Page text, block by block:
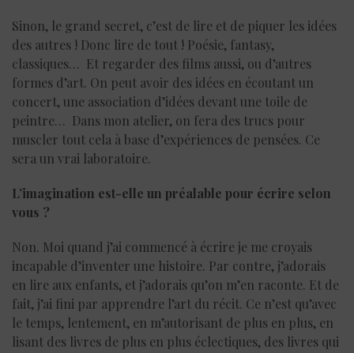
Sinon, le grand secret, c’est de lire et de piquer les idées
des autres ! Donc lire de tout ! Poésie, fantasy,
classiques… Et regarder des films aussi, ou d’autres
formes d’art. On peut avoir des idées en écoutant un
concert, une association d’idées devant une toile de
peintre… Dans mon atelier, on fera des trucs pour
muscler tout cela à base d’expériences de pensées. Ce
sera un vrai laboratoire.
L’imagination est-elle un préalable pour écrire selon
vous ?
Non. Moi quand j’ai commencé à écrire je me croyais
incapable d’inventer une histoire. Par contre, j’adorais
en lire aux enfants, et j’adorais qu’on m’en raconte. Et de
fait, j’ai fini par apprendre l’art du récit. Ce n’est qu’avec
le temps, lentement, en m’autorisant de plus en plus, en
lisant des livres de plus en plus éclectiques, des livres qui